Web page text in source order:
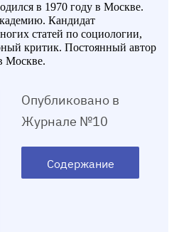
в 1970 году в Москве.
Кандидат
статей по социологии,
критик. Постоянный автор
Москве.
Опубликовано в
Журнале №10
Содержание